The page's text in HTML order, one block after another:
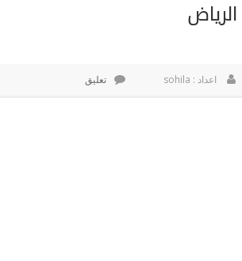
اعداد : sohila تعليق